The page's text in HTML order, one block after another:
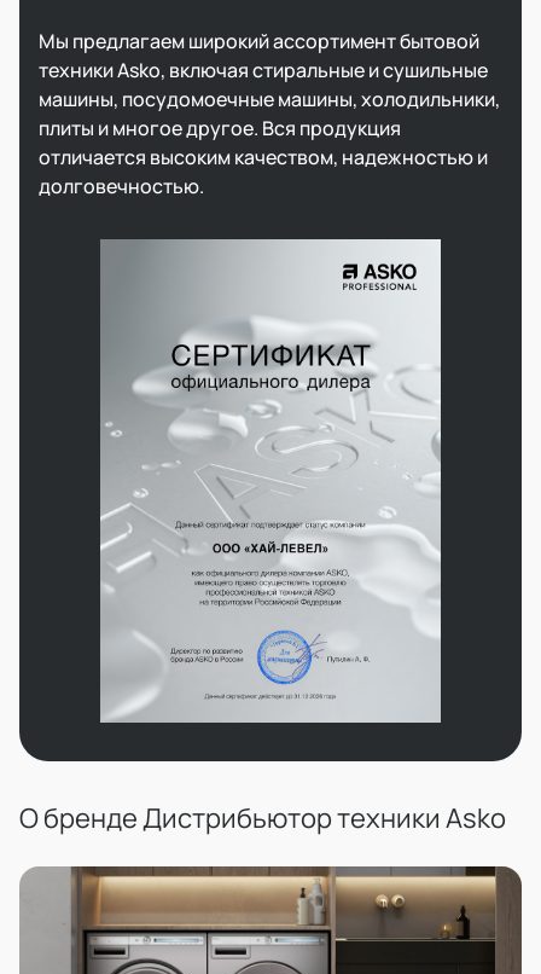
Мы предлагаем широкий ассортимент бытовой
техники Asko, включая стиральные и сушильные
машины, посудомоечные машины, холодильники,
плиты и многое другое. Вся продукция
отличается высоким качеством, надежностью и
долговечностью.
О бренде Дистрибьютор техники Asko